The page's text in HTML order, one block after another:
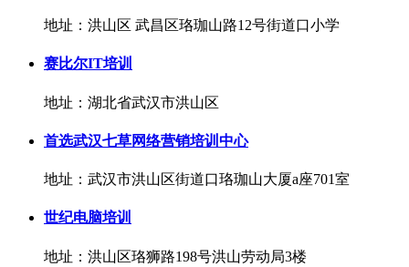
地址：洪山区 武昌区珞珈山路12号街道口小学
赛比尔IT培训
地址：湖北省武汉市洪山区
首选武汉七草网络营销培训中心
地址：武汉市洪山区街道口珞珈山大厦a座701室
世纪电脑培训
地址：洪山区珞狮路198号洪山劳动局3楼